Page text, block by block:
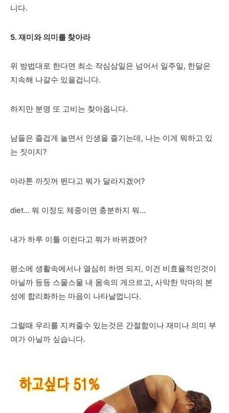
니다.
5. 재미와 의미를 찾아라
위 방법대로 한다면 최소 작심삼일은 넘어서 일주일, 한달은
지속해 나갈수 있을겁니다.
하지만 분명 또 고비는 찾아옵니다.
남들은 즐겁게 놀면서 인생을 즐기는데, 나는 이게 뭐하고 있
는 짓이지?
마라톤 까짓꺼 뛴다고 뭐가 달라지겠어?
diet... 뭐 이정도 체중이면 충분하지 뭐...
내가 하루 이틀 이런다고 뭐가 바뀌겠어?
평소에 생활속에서나 열심히 하면 되지, 이건 비효율적인것이
아닐까 등등 스물스물 내 몸속의 게으르고, 사악한 악마의 본
성에 합리화하는 마음이 나타날껍니다.
그럴때 우리를 지켜줄수 있는것은 간절함이나 재미나 의미 부
여가 아닐까 싶습니다.